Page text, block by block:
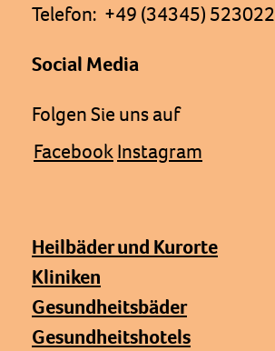
Telefon: +49 (34345) 523022
Social Media
Folgen Sie uns auf
FacebookInstagram
Heilbäder und Kurorte
Kliniken
Gesundheitsbäder
Gesundheitshotels